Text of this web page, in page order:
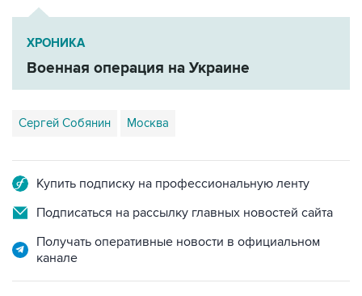
ХРОНИКА
Военная операция на Украине
Сергей Собянин Москва
Купить подписку на профессиональную ленту
Подписаться на рассылку главных новостей сайта
Получать оперативные новости в официальном
канале